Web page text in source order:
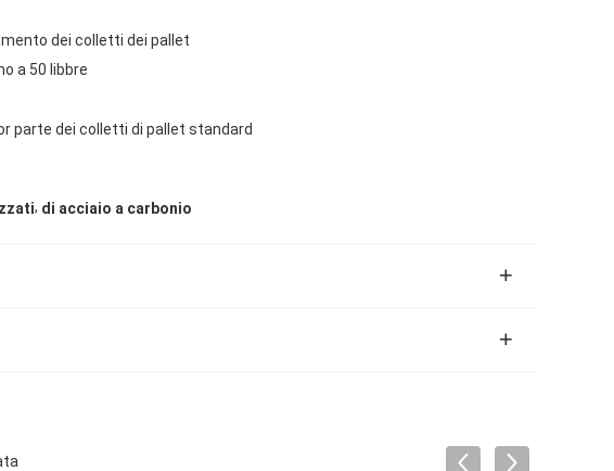
dei colletti dei pallet
a 50 libbre
parte dei colletti di pallet standard
, di acciaio a carbonio